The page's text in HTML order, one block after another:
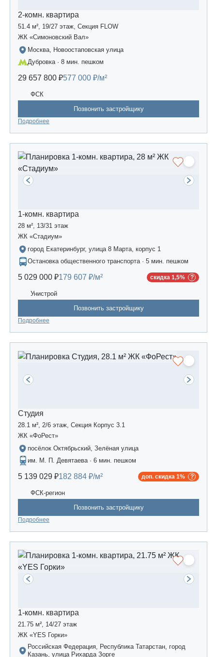
2-комн. квартира
51.4 м², 19/27 этаж, Секция FLOW
ЖК «Симоновский Вал»
Москва, Новоостаповская улица
Дубровка · 8 мин. пешком
29 657 800 ₽577 000 ₽/м²
ФСК
Позвонить застройщику
Подробнее
1-комн. квартира
28 м², 13/31 этаж
ЖК «Стадиум»
город Екатеринбург, улица 8 Марта, корпус 1
Остановка общественного транспорта · 5 мин. пешком
5 029 000 ₽179 607 ₽/м² скидка 1,5%
Унистрой
Позвонить застройщику
Подробнее
Студия
28.1 м², 2/6 этаж, Секция Корпус 3.1
ЖК «ФоРест»
посёлок Октябрьский, Зелёная улица
им. М. П. Девятаева · 6 мин. пешком
5 139 029 ₽182 884 ₽/м² доп. скидка 1%
ФСК-регион
Позвонить застройщику
Подробнее
1-комн. квартира
21.75 м², 14/27 этаж
ЖК «YES Горки»
Российская Федерация, Республика Татарстан, город
Казань, улица Рихарда Зорге